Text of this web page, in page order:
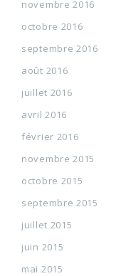
novembre 2016
octobre 2016
septembre 2016
août 2016
juillet 2016
avril 2016
février 2016
novembre 2015
octobre 2015
septembre 2015
juillet 2015
juin 2015
mai 2015